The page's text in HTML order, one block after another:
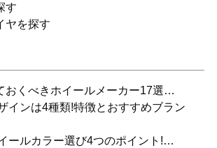
す
ヤを探す
おくべきホイールメーカー17選…
インは4種類!特徴とおすすめブラン
ールカラー選び4つのポイント!…